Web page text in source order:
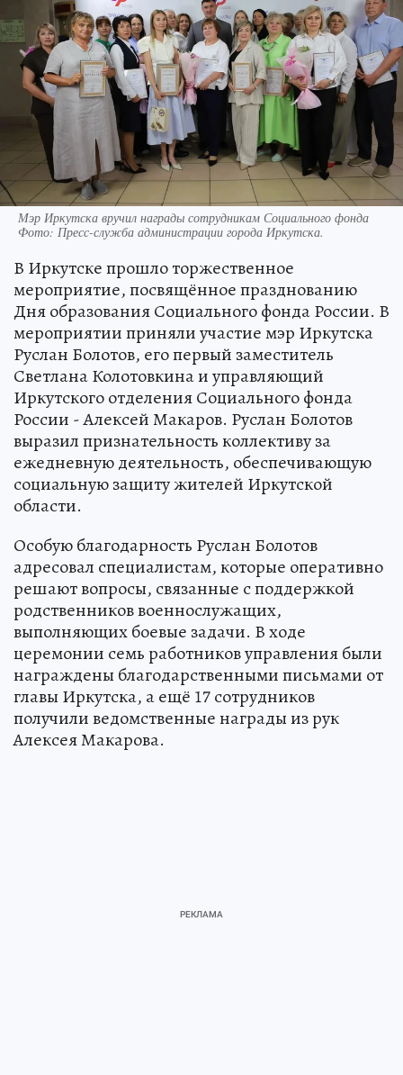
Мэр Иркутска вручил награды сотрудникам Социального фонда
Фото: Пресс-служба администрации города Иркутска.
В Иркутске прошло торжественное
мероприятие, посвящённое празднованию
Дня образования Социального фонда России. В
мероприятии приняли участие мэр Иркутска
Руслан Болотов, его первый заместитель
Светлана Колотовкина и управляющий
Иркутского отделения Социального фонда
России - Алексей Макаров. Руслан Болотов
выразил признательность коллективу за
ежедневную деятельность, обеспечивающую
социальную защиту жителей Иркутской
области.
Особую благодарность Руслан Болотов
адресовал специалистам, которые оперативно
решают вопросы, связанные с поддержкой
родственников военнослужащих,
выполняющих боевые задачи. В ходе
церемонии семь работников управления были
награждены благодарственными письмами от
главы Иркутска, а ещё 17 сотрудников
получили ведомственные награды из рук
Алексея Макарова.